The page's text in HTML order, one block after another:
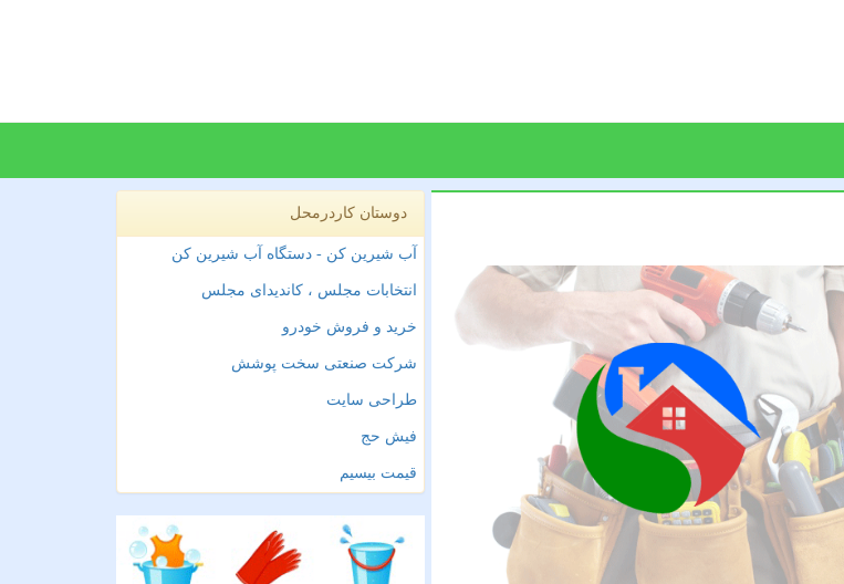
دوستان کاردرمحل
آب شیرین کن - دستگاه آب شیرین کن
انتخابات مجلس ، کاندیدای مجلس
خرید و فروش خودرو
شرکت صنعتی سخت پوشش
طراحی سایت
فیش حج
قیمت بیسیم